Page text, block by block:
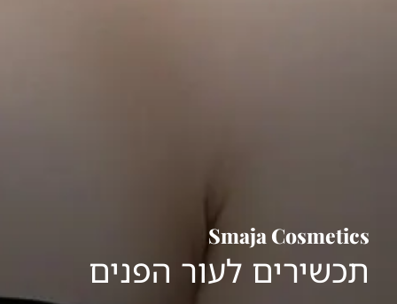
Smaja Cosmetics
תכשירים לעור הפנים